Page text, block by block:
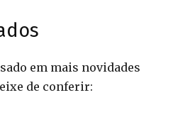
em mais novidades
de conferir: